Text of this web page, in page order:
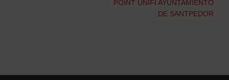
POINT UNIFI AYUNTAMIENTO
DE SANTPEDOR